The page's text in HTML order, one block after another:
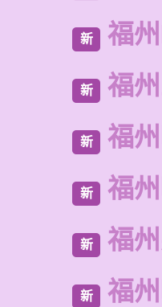
新 福
新 福
新 福
新 福
新 福
新 福